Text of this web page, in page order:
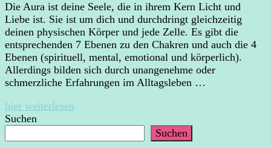
Die Aura ist deine Seele, die in ihrem Kern Licht und
Liebe ist. Sie ist um dich und durchdringt gleichzeitig
deinen physischen Körper und jede Zelle. Es gibt die
entsprechenden 7 Ebenen zu den Chakren und auch die 4
Ebenen (spirituell, mental, emotional und körperlich).
Allerdings bilden sich durch unangenehme oder
schmerzliche Erfahrungen im Alltagsleben …
hier weiterlesen
Suchen
Suchen